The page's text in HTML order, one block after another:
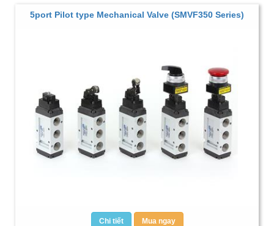
5port Pilot type Mechanical Valve (SMVF350 Series)
Chi tiết Mua ngay